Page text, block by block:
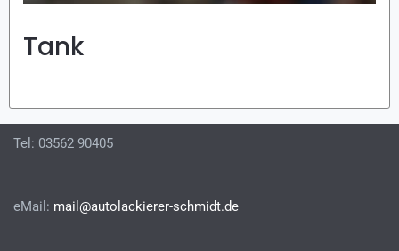
Tank
Tel: 03562 90405
eMail: mail@autolackierer-schmidt.de